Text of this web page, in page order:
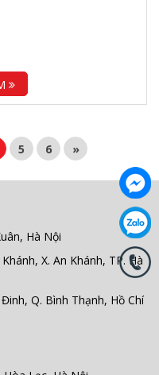
5 6 »
Hà Nội
X. An Khánh, TP. Hà
Q. Bình Thạnh, Hồ Chí